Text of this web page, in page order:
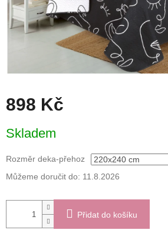
898 Kč
cena:
Skladem
Rozměr deka-přehoz
Můžeme doručit do: 11.8.2026
Přidat do košíku